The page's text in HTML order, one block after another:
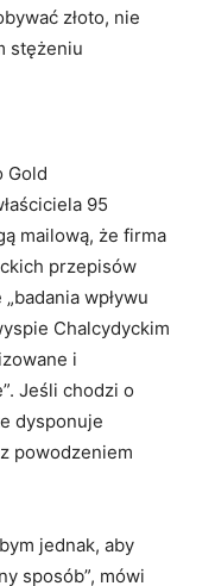
złoto, nie
stężeniu
Gold
95
mailową, że firma
przepisów
wpływu
Chalcydyckim
i
Jeśli chodzi o
dysponuje
powodzeniem
jednak, aby
sposób”, mówi